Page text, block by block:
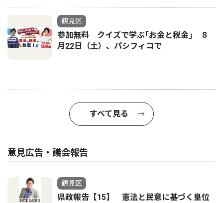
鶴見区
参加無料 クイズで学ぶ｢お金と税金｣ ８
月22日（土）、パシフィコで
すべて見る
意見広告・議会報告
鶴見区
県政報告【15】 憲法と民意に基づく皇位